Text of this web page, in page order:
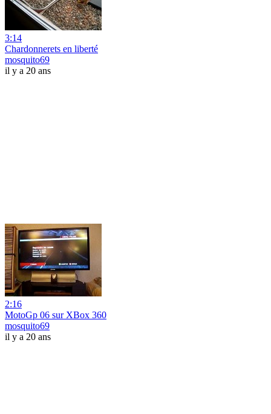
3:14
Chardonnerets en liberté
mosquito69
il y a 20 ans
2:16
MotoGp 06 sur XBox 360
mosquito69
il y a 20 ans